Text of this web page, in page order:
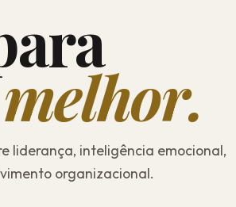
melhor.
liderança, inteligência emocional,
organizacional.